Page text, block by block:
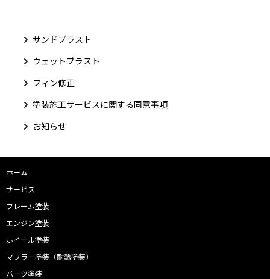
サンドブラスト
ウェットブラスト
フィン修正
塗装施工サービスに関する同意事項
お知らせ
ホーム
サービス
フレーム塗装
エンジン塗装
ホイール塗装
マフラー塗装（耐熱塗装）
パーツ塗装